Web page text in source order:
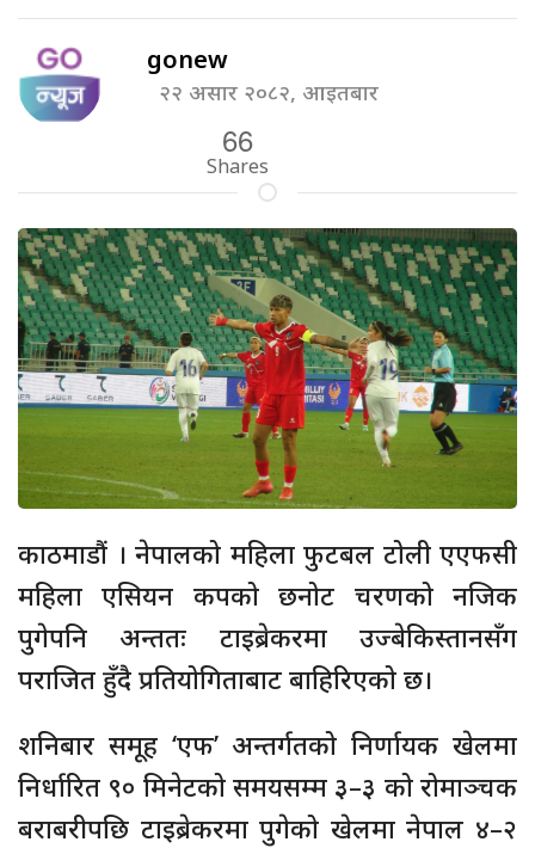
gonew
२२ असार २०८२, आइतबार
66
Shares
काठमाडौं । नेपालको महिला फुटबल टोली एएफसी
महिला एसियन कपको छनोट चरणको नजिक
पुगेपनि अन्ततः टाइब्रेकरमा उज्बेकिस्तानसँग
पराजित हुँदै प्रतियोगिताबाट बाहिरिएको छ।
शनिबार समूह ‘एफ’ अन्तर्गतको निर्णायक खेलमा
निर्धारित ९० मिनेटको समयसम्म ३–३ को रोमाञ्चक
बराबरीपछि टाइब्रेकरमा पुगेको खेलमा नेपाल ४–२